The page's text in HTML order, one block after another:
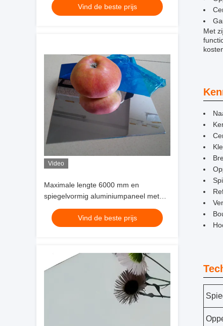
bedekken
Vind de beste prijs
Video
Maximale lengte 6000 mm en
spiegelvormig aluminiumpaneel met
een dikte van 6 mm
Vind de beste prijs
Met